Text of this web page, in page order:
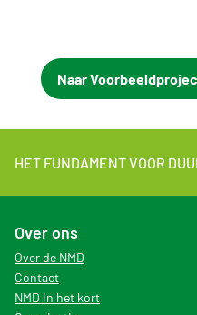
Naar
HET FUNDAMENT VOOR
Over ons
Over de NMD
Contact
NMD in het kort